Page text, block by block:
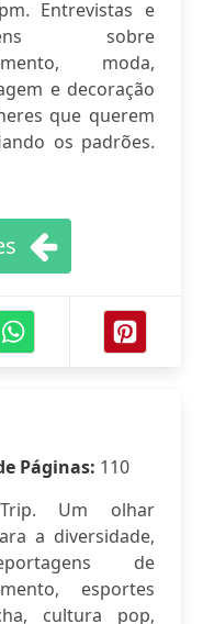
Entrevistas e
sobre
moda,
e decoração
que querem
os padrões.
Páginas: 110
Um olhar
a diversidade,
de
esportes
cultura pop,